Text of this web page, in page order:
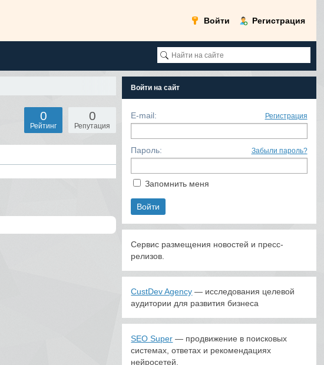
Войти Регистрация
0
Репутация
0
Рейтинг
Войти на сайт
E-mail: Регистрация
Пароль: Забыли пароль?
Запомнить меня
Сервис размещения новостей и пресс-
релизов.
CustDev Agency — исследования целевой
аудитории для развития бизнеса
SEO Super — продвижение в поисковых
системах, ответах и рекомендациях
нейросетей.